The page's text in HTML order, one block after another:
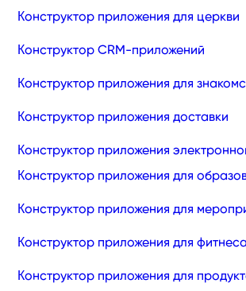
Конструктор приложения для церкви
Конструктор CRM-приложений
Конструктор приложения для
Конструктор приложения доставки
Конструктор приложения
Конструктор приложения для
Конструктор приложения для
Конструктор приложения для фитнеса
Конструктор приложения для